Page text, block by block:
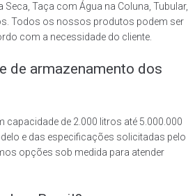
Taça com Água na Coluna, Tubular,
Todos os nossos produtos podem ser
com a necessidade do cliente.
de armazenamento dos
de 2.000 litros até 5.000.000
e das especificações solicitadas pelo
opções sob medida para atender